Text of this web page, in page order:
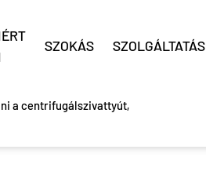
SZOKÁS SZOLGÁLTATÁS
a centrifugálszivattyút,